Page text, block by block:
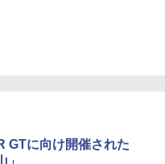
GTに向け開催された
」